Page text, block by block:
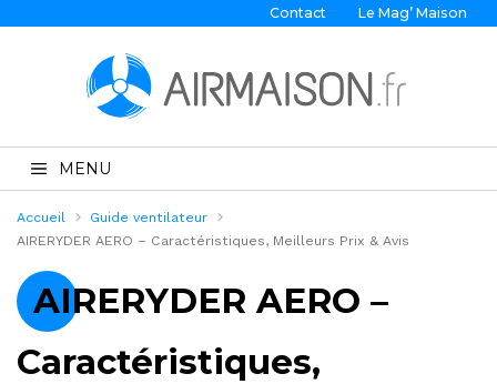
Contact Le Mag’ Maison
MENU
Accueil
Guide ventilateur
AIRERYDER AERO – Caractéristiques, Meilleurs Prix & Avis
AIRERYDER AERO –
Caractéristiques,